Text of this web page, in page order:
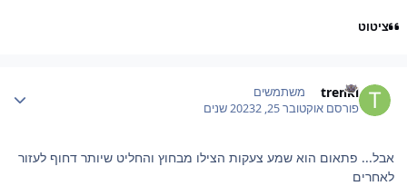
ציטוט
trenkl משתמשים
פורסםאוקטובר 25, 2023 2 שנים
אבל... פתאום הוא שמע צעקות הצילו מבחוץ והחליט שיותר דחוף לעזור
לאחרים